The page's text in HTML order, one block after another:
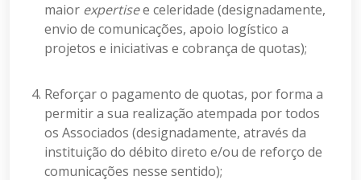
maior expertisee celeridade (designadamente,
envio de comunicações, apoio logístico a
projetos e iniciativas e cobrança de quotas);
Reforçar o pagamento de quotas, por forma a
permitir a sua realização atempada por todos
os Associados (designadamente, através da
instituição do débito direto e/ou de reforço de
comunicações nesse sentido);